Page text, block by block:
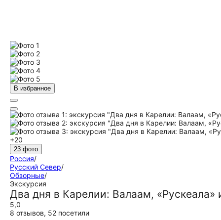
В избранное
+20
23 фото
Россия/
Русский Север/
Обзорные/
Экскурсия
Два дня в Карелии: Валаам, «Рускеала»
5,0
8 отзывов, 52 посетили